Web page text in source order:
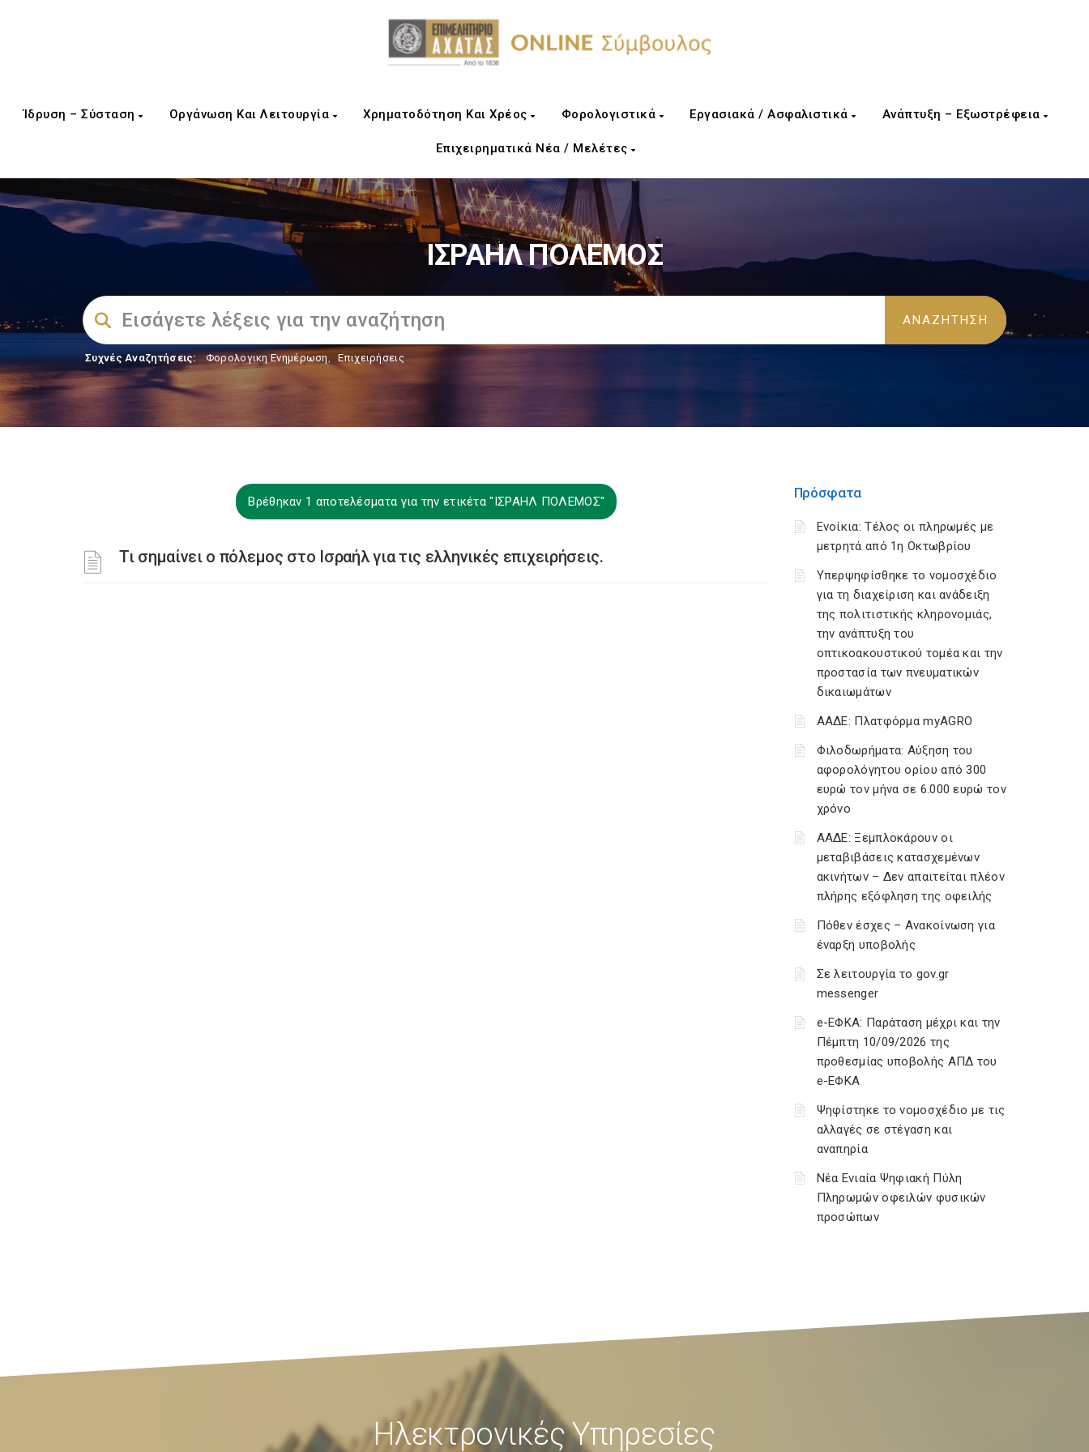
Ίδρυση – Σύσταση Οργάνωση Και Λειτουργία Χρηματοδότηση Και Χρέος Φορολογιστικά Εργασιακά / Ασφαλιστικά Ανάπτυξη – Εξωστρέφεια
Επιχειρηματικά Νέα / Μελέτες
ΙΣΡΑΗΛ ΠΟΛΕΜΟΣ
Συχνές Αναζητήσεις: Φορολογικη Ενημέρωση, Επιχειρήσεις
Βρέθηκαν 1 αποτελέσματα για την ετικέτα "ΙΣΡΑΗΛ ΠΟΛΕΜΟΣ"
Τι σημαίνει ο πόλεμος στο Ισραήλ για τις ελληνικές επιχειρήσεις.
Πρόσφατα
Ενοίκια: Τέλος οι πληρωμές με
μετρητά από 1η Οκτωβρίου
Υπερψηφίσθηκε το νομοσχέδιο
για τη διαχείριση και ανάδειξη
της πολιτιστικής κληρονομιάς,
την ανάπτυξη του
οπτικοακουστικού τομέα και την
προστασία των πνευματικών
δικαιωμάτων
ΑΑΔΕ: Πλατφόρμα myAGRO
Φιλοδωρήματα: Αύξηση του
αφορολόγητου ορίου από 300
ευρώ τον μήνα σε 6.000 ευρώ τον
χρόνο
ΑΑΔΕ: Ξεμπλοκάρουν οι
μεταβιβάσεις κατασχεμένων
ακινήτων – Δεν απαιτείται πλέον
πλήρης εξόφληση της οφειλής
Πόθεν έσχες – Ανακοίνωση για
έναρξη υποβολής
Σε λειτουργία το gov.gr
messenger
e-ΕΦΚΑ: Παράταση μέχρι και την
Πέμπτη 10/09/2026 της
προθεσμίας υποβολής ΑΠΔ του
e-ΕΦΚΑ
Ψηφίστηκε το νομοσχέδιο με τις
αλλαγές σε στέγαση και
αναπηρία
Νέα Ενιαία Ψηφιακή Πύλη
Πληρωμών οφειλών φυσικών
προσώπων
Ηλεκτρονικές Υπηρεσίες